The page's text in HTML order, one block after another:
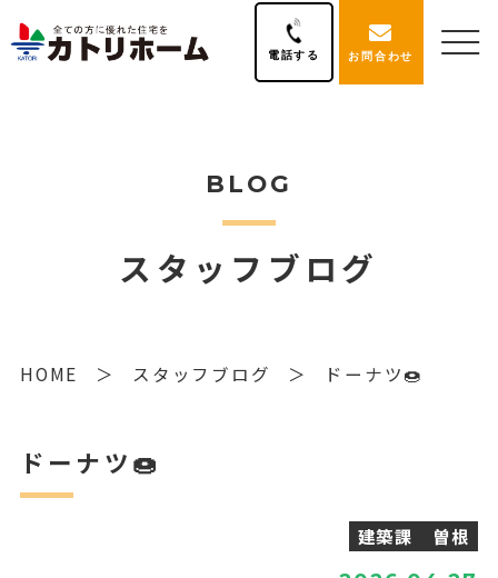
電話する お問合わせ
BLOG
スタッフブログ
HOME スタッフブログ ドーナツ🍩
ドーナツ🍩
建築課 曽根